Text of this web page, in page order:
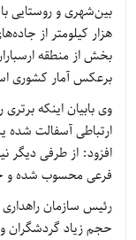
هزار کیلومتر از
بخش از منطقه
برعکس آمار کشوری
وی بابیان اینکه
ارتباطی آسفالت
افزود: از طرفی دیگر
فرعی محسوب شده و
رئیس سازمان
حجم زیاد گردشگران